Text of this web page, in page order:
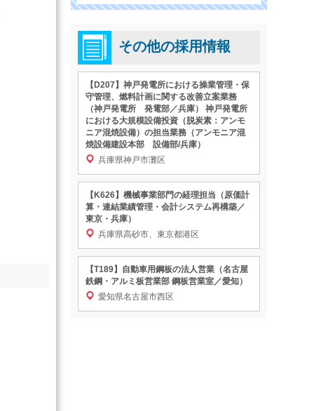
その他の採用情報
【D207】神戸発電所における操業管理・保
守管理、燃料計画に関する改善立案業務
（神戸発電所 発電部／兵庫） 神戸発電所
における大規模設備投資（脱炭素：アンモ
ニア混焼設備）の担当業務（アンモニア混
焼設備建設本部 設備部/兵庫）
兵庫県神戸市灘区
【K626】機械事業部門の経理担当（原価計
算・連結業績管理・会計システム再構築／
東京・兵庫）
兵庫県高砂市、東京都港区
【T189】自動車用鋼板の法人営業（名古屋
鉄鋼・アルミ板営業部 鋼板営業室／愛知）
愛知県名古屋市西区